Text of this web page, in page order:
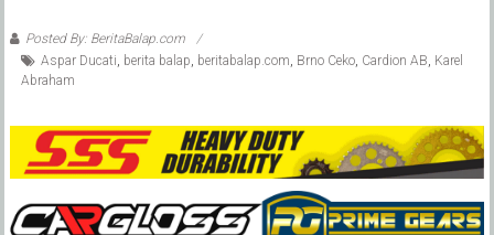
Posted By: BeritaBalap.com
Aspar Ducati, berita balap, beritabalap.com, Brno Ceko, Cardion AB, Karel
Abraham